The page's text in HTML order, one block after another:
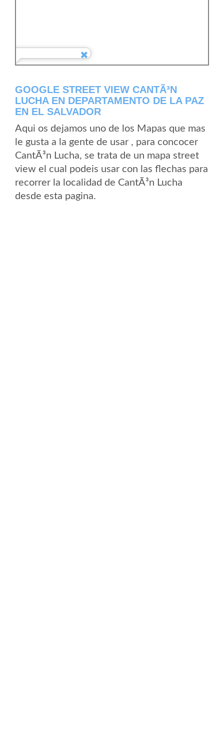
GOOGLE STREET VIEW CANTÃ³N
LUCHA EN DEPARTAMENTO DE LA PAZ
EN EL SALVADOR
Aqui os dejamos uno de los Mapas que mas
le gusta a la gente de usar , para concocer
CantÃ³n Lucha, se trata de un mapa street
view el cual podeis usar con las flechas para
recorrer la localidad de CantÃ³n Lucha
desde esta pagina.